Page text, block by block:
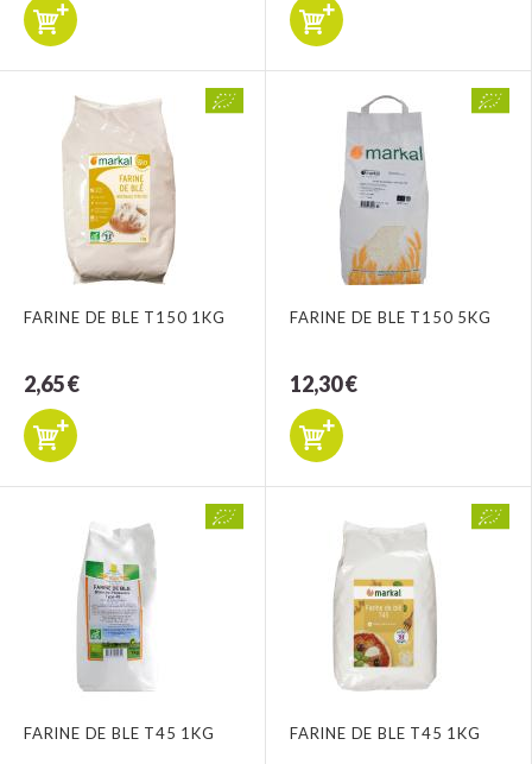
FARINE DE BLE T150 1KG
2,65 €
FARINE DE BLE T150 5KG
12,30 €
FARINE DE BLE T45 1KG FARINE DE BLE T45 1KG